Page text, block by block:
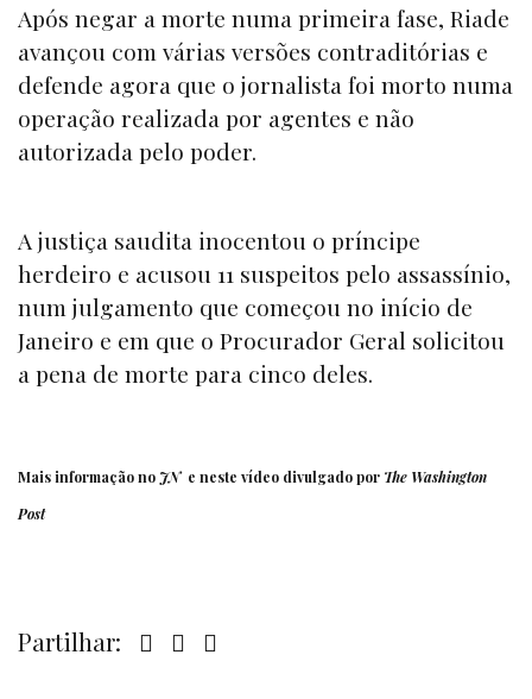
Após negar a morte numa primeira fase, Riade
avançou com várias versões contraditórias e
defende agora que o jornalista foi morto numa
operação realizada por agentes e não
autorizada pelo poder.
A justiça saudita inocentou o príncipe
herdeiro e acusou 11 suspeitos pelo assassínio,
num julgamento que começou no início de
Janeiro e em que o Procurador Geral solicitou
a pena de morte para cinco deles.
Mais informação no JNe neste vídeo divulgado por The Washington
Post
Partilhar: